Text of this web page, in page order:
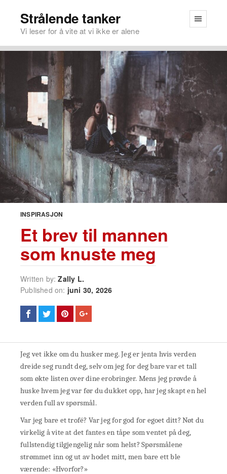
Strålende tanker
Vi leser for å vite at vi ikke er alene
INSPIRASJON
Et brev til mannen
som knuste meg
Written by:Zally L.
Published on: juni 30, 2026
Jeg vet ikke om du husker meg. Jeg er jenta hvis verden
dreide seg rundt deg, selv om jeg for deg bare var et tall
som økte listen over dine erobringer. Mens jeg prøvde å
huske hvem jeg var før du dukket opp, har jeg skapt en hel
verden full av spørsmål.
Var jeg bare et trofé? Var jeg for god for egoet ditt? Nøt du
virkelig å vite at det fantes en tåpe som ventet på deg,
fullstendig tilgjengelig når som helst? Spørsmålene
strømmet inn og ut av hodet mitt, men bare ett ble
værende: «Hvorfor?»